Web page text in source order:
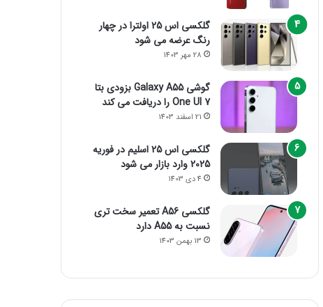
گلکسی اس 25 اولترا در چهار
رنگ عرضه می شود
28 مهر 1403
گوشی Galaxy A55 بزودی بتا
One UI 7 را دریافت می کند
21 اسفند 1403
گلکسی اس 25 اسلیم در فوریه
2025 وارد بازار می شود
4 دی 1403
گلکسی A56 تعمیر سخت تری
نسبت به A55 دارد
13 بهمن 1403